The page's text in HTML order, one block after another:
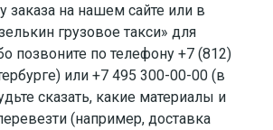
заказа на нашем сайте или в
грузовое такси» для
позвоните по телефону +7 (812)
или +7 495 300-00-00 (в
сказать, какие материалы и
(например, доставка